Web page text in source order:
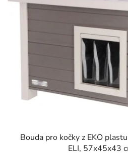
Bouda pro kočky z EKO
ELI, 57x45x43